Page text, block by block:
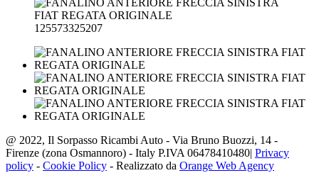
125573325207
@ 2022, Il Sorpasso Ricambi Auto - Via Bruno Buozzi, 14 -
Firenze (zona Osmannoro) - Italy P.IVA 06478410480| Privacy
policy - Cookie Policy - Realizzato da Orange Web Agency